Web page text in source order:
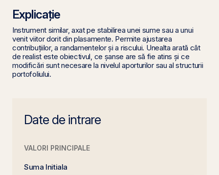
Explicație
Instrument similar, axat pe stabilirea unei sume sau a unui
venit viitor dorit din plasamente. Permite ajustarea
contribuțiilor, a randamentelor și a riscului. Unealta arată cât
de realist este obiectivul, ce șanse are să fie atins și ce
modificări sunt necesare la nivelul aporturilor sau al structurii
portofoliului.
Date de intrare
VALORI PRINCIPALE
Suma Initiala